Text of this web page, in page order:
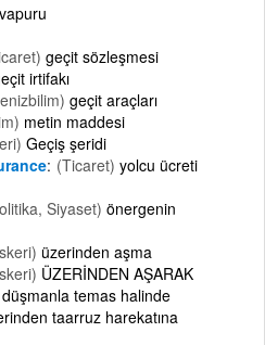
geçit sözleşmesi
irtifakı
geçit araçları
metin maddesi
Geçiş şeridi
(Ticaret) yolcu ücreti
Siyaset) önergenin
üzerinden aşma
ÜZERİNDEN AŞARAK
temas halinde
taarruz harekatına